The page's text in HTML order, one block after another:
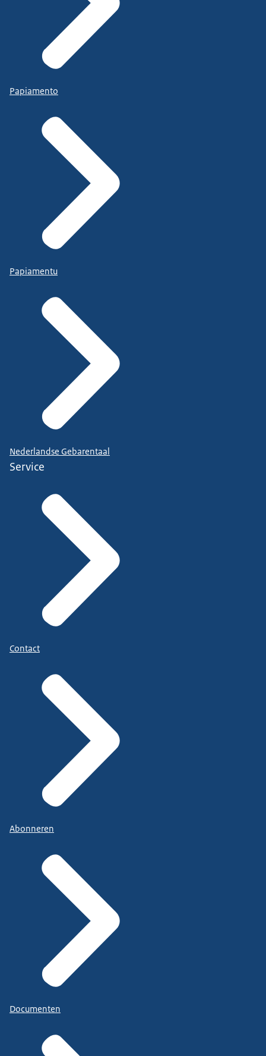
Papiamento
Papiamentu
Nederlandse Gebarentaal
Service
Contact
Abonneren
Documenten